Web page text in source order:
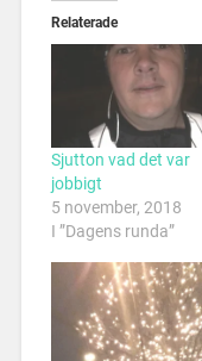
Relaterade
Sjutton vad det var
jobbigt
5 november, 2018
I ”Dagens runda”